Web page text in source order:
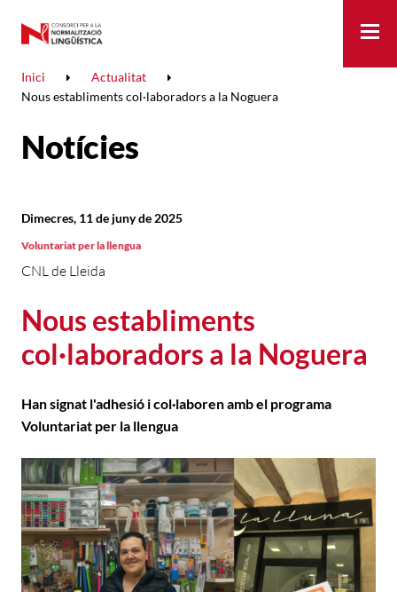
Inici
Actualitat
Nous establiments col·laboradors a la Noguera
Notícies
Nous establiments
col·laboradors a la Noguera
CNL de Lleida
Dimecres, 11 de juny de 2025
Voluntariat per la llengua
Han signat l'adhesió i col·laboren amb el programa
Voluntariat per la llengua